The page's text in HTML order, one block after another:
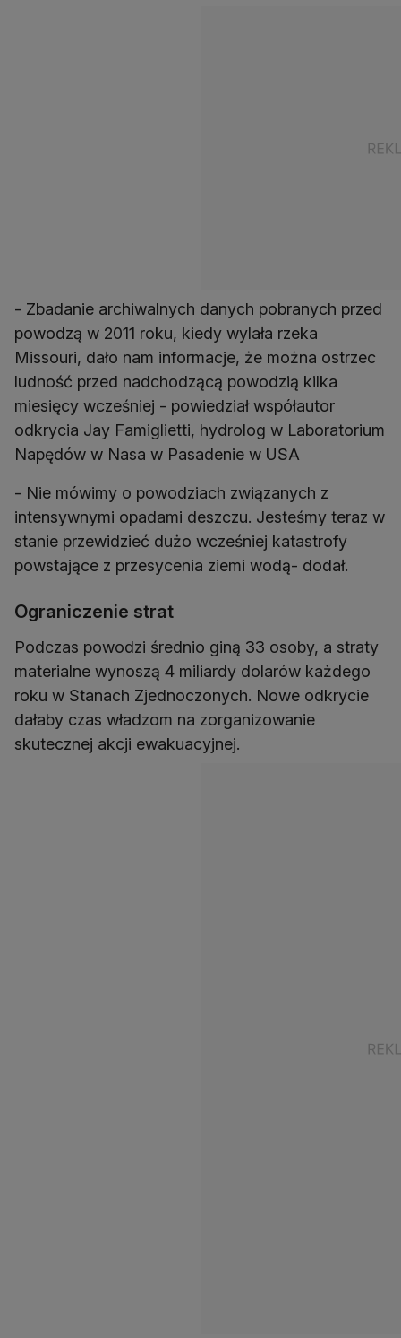
- Zbadanie archiwalnych danych pobranych przed
powodzą w 2011 roku, kiedy wylała rzeka
Missouri, dało nam informacje, że można ostrzec
ludność przed nadchodzącą powodzią kilka
miesięcy wcześniej - powiedział współautor
odkrycia Jay Famiglietti, hydrolog w Laboratorium
Napędów w Nasa w Pasadenie w USA
- Nie mówimy o powodziach związanych z
intensywnymi opadami deszczu. Jesteśmy teraz w
stanie przewidzieć dużo wcześniej katastrofy
powstające z przesycenia ziemi wodą- dodał.
Ograniczenie strat
Podczas powodzi średnio giną 33 osoby, a straty
materialne wynoszą 4 miliardy dolarów każdego
roku w Stanach Zjednoczonych. Nowe odkrycie
dałaby czas władzom na zorganizowanie
skutecznej akcji ewakuacyjnej.